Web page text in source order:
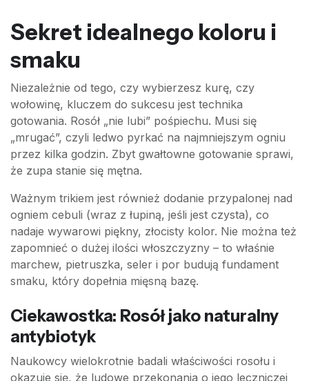
Sekret idealnego koloru i
smaku
Niezależnie od tego, czy wybierzesz kurę, czy
wołowinę, kluczem do sukcesu jest technika
gotowania. Rosół „nie lubi” pośpiechu. Musi się
„mrugać”, czyli ledwo pyrkać na najmniejszym ogniu
przez kilka godzin. Zbyt gwałtowne gotowanie sprawi,
że zupa stanie się mętna.
Ważnym trikiem jest również dodanie przypalonej nad
ogniem cebuli (wraz z łupiną, jeśli jest czysta), co
nadaje wywarowi piękny, złocisty kolor. Nie można też
zapomnieć o dużej ilości włoszczyzny – to właśnie
marchew, pietruszka, seler i por budują fundament
smaku, który dopełnia mięsną bazę.
Ciekawostka: Rosół jako naturalny
antybiotyk
Naukowcy wielokrotnie badali właściwości rosołu i
okazuje się, że ludowe przekonania o jego leczniczej